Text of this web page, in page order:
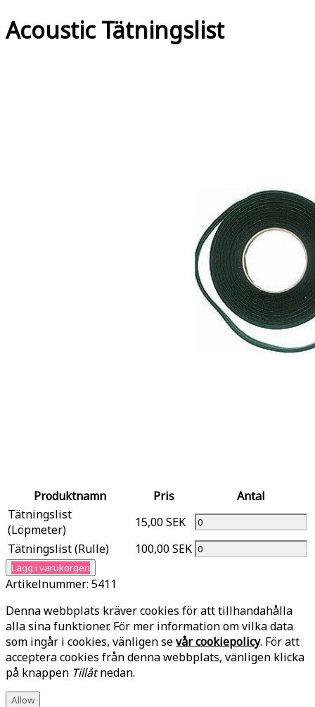
Acoustic Tätningslist
Produktnamn Pris
Antal
Tätningslist
(Löpmeter)
15,00 SEK
Tätningslist (Rulle)
100,00 SEK
Lägg i varukorgen
Artikelnummer: 5411
Denna webbplats kräver cookies för att tillhandahålla
alla sina funktioner. För mer information om vilka data
som ingår i cookies, vänligen sevår cookiepolicy. För att
acceptera cookies från denna webbplats, vänligen klicka
på knappen Tillåtnedan.
Allow